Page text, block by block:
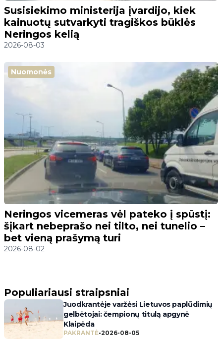
Susisiekimo ministerija įvardijo, kiek
kainuotų sutvarkyti tragiškos būklės
Neringos kelią
2026-08-03
Nuomonės
Neringos vicemeras vėl pateko į spūstį:
šįkart nebeprašo nei tilto, nei tunelio –
bet vieną prašymą turi
2026-08-02
Populiariausi straipsniai
Juodkrantėje varžėsi Lietuvos paplūdimių
gelbėtojai: čempionų titulą apgynė
Klaipėda
PAKRANTĖ•2026-08-05